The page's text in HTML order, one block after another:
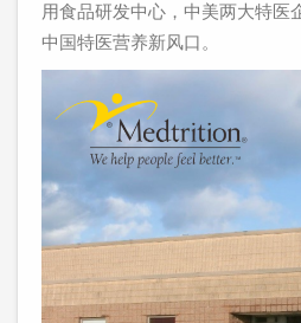
用食品研发中心，中美两大特医
中国特医营养新风口。